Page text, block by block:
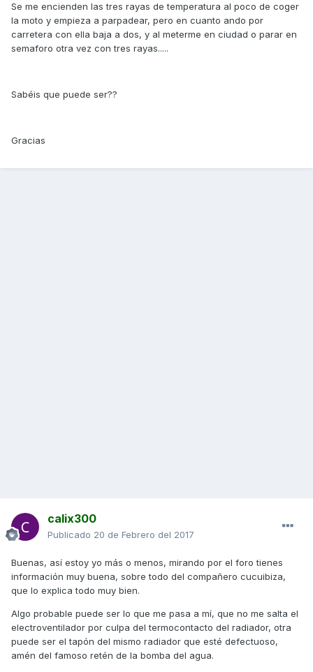
Se me encienden las tres rayas de temperatura al poco de coger
la moto y empieza a parpadear, pero en cuanto ando por
carretera con ella baja a dos, y al meterme en ciudad o parar en
semaforo otra vez con tres rayas.....
Sabéis que puede ser??
Gracias
calix300
Publicado 20 de Febrero del 2017
Buenas, así estoy yo más o menos, mirando por el foro tienes
información muy buena, sobre todo del compañero cucuibiza,
que lo explica todo muy bien.
Algo probable puede ser lo que me pasa a mí, que no me salta el
electroventilador por culpa del termocontacto del radiador, otra
puede ser el tapón del mismo radiador que esté defectuoso,
amén del famoso retén de la bomba del agua.